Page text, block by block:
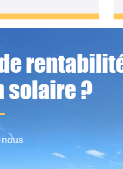
solaire ?